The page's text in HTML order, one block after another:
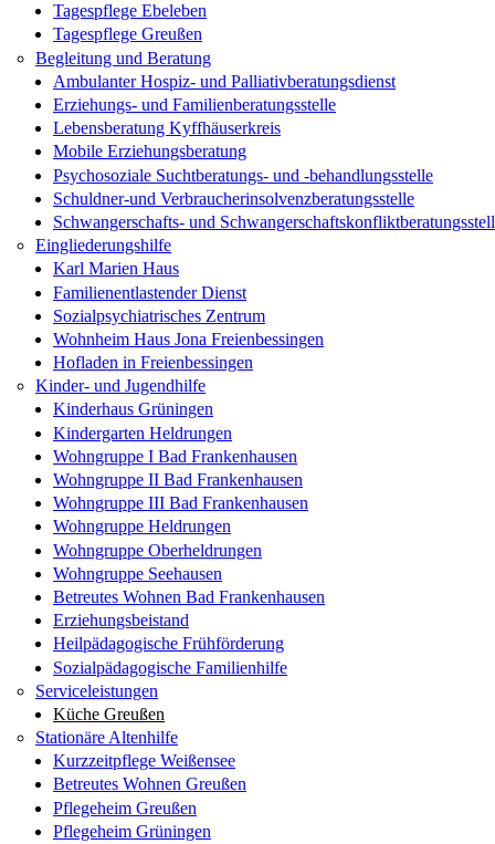
Tagespflege Ebeleben
Tagespflege Greußen
Begleitung und Beratung
Ambulanter Hospiz- und Palliativberatungsdienst
Erziehungs- und Familienberatungsstelle
Lebensberatung Kyffhäuserkreis
Mobile Erziehungsberatung
Psychosoziale Suchtberatungs- und -behandlungsstelle
Schuldner-und Verbraucherinsolvenzberatungsstelle
Schwangerschafts- und
Eingliederungshilfe
Karl Marien Haus
Familienentlastender Dienst
Sozialpsychiatrisches Zentrum
Wohnheim Haus Jona Freienbessingen
Hofladen in Freienbessingen
Kinder- und Jugendhilfe
Kinderhaus Grüningen
Kindergarten Heldrungen
Wohngruppe I Bad Frankenhausen
Wohngruppe II Bad Frankenhausen
Wohngruppe III Bad Frankenhausen
Wohngruppe Heldrungen
Wohngruppe Oberheldrungen
Wohngruppe Seehausen
Betreutes Wohnen Bad Frankenhausen
Erziehungsbeistand
Heilpädagogische Frühförderung
Sozialpädagogische Familienhilfe
Serviceleistungen
Küche Greußen
Stationäre Altenhilfe
Kurzzeitpflege Weißensee
Betreutes Wohnen Greußen
Pflegeheim Greußen
Pflegeheim Grüningen